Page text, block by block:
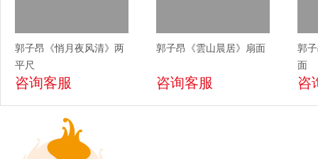
郭子昂《悄月夜风清》两
平尺
咨询客服
郭子昂《雲山晨居》扇面
咨询客服
郭
面
咨